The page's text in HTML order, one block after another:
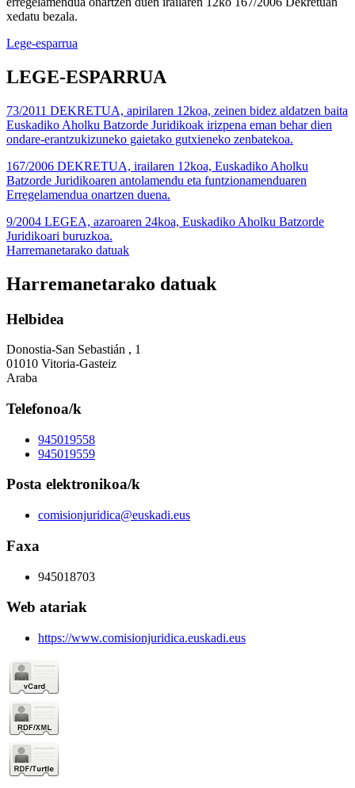
xedatu bezala.
Lege-esparrua
LEGE-ESPARRUA
73/2011 DEKRETUA, apirilaren 12koa, zeinen bidez aldatzen baita
Euskadiko Aholku Batzorde Juridikoak irizpena eman behar dien
ondare-erantzukizuneko gaietako gutxieneko zenbatekoa.
167/2006 DEKRETUA, irailaren 12koa, Euskadiko Aholku
Batzorde Juridikoaren antolamendu eta funtzionamenduaren
Erregelamendua onartzen duena.
9/2004 LEGEA, azaroaren 24koa, Euskadiko Aholku Batzorde
Juridikoari buruzkoa.
Harremanetarako datuak
Harremanetarako datuak
Helbidea
Donostia-San Sebastián , 1
01010 Vitoria-Gasteiz
Araba
Telefonoa/k
945019558
945019559
Posta elektronikoa/k
comisionjuridica@euskadi.eus
Faxa
945018703
Web atariak
https://www.comisionjuridica.euskadi.eus